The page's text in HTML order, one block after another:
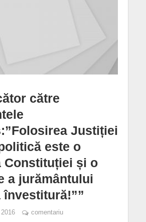
către
Justiției
este o
Constituției și o
a jurământului
învestitură!””
comentariu